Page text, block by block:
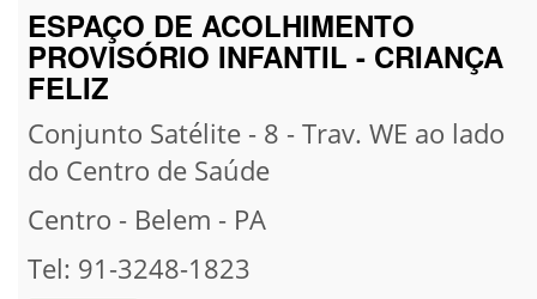
ESPAÇO DE ACOLHIMENTO
PROVISÓRIO INFANTIL - CRIANÇA
FELIZ
Conjunto Satélite - 8 - Trav. WE ao lado
do Centro de Saúde
Centro - Belem - PA
Tel: 91-3248-1823